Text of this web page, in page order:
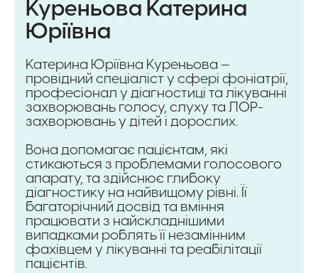
Куреньова Катерина
Юріївна
Катерина Юріївна Куреньова —
провідний спеціаліст у сфері фоніатрії,
професіонал у діагностиці та лікуванні
захворювань голосу, слуху та ЛОР-
захворювань у дітей і дорослих.
Вона допомагає пацієнтам, які
стикаються з проблемами голосового
апарату, та здійснює глибоку
діагностику на найвищому рівні. Її
багаторічний досвід та вміння
працювати з найскладнішими
випадками роблять її незамінним
фахівцем у лікуванні та реабілітації
пацієнтів.